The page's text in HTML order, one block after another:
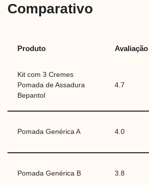
Comparativo
Produto Avaliação
Kit com 3 Cremes
Pomada de Assadura
Bepantol
4.7
Pomada Genérica A 4.0
Pomada Genérica B 3.8